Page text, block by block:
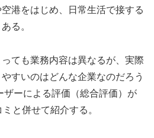
港をはじめ、日常生活で接する
る。
ても業務内容は異なるが、実際
すいのはどんな企業なのだろう
ーによる評価（総合評価）が
と併せて紹介する。